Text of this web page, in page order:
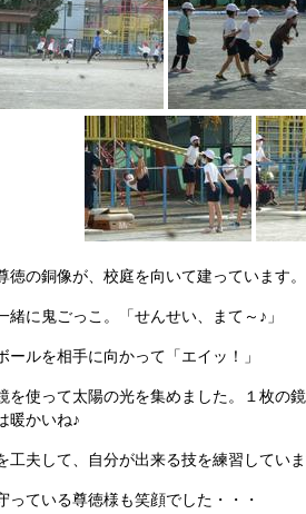
徳の銅像が、校庭を向いて建っていま
緒に鬼ごっこ。「せんせい、まて～♪」
ールを相手に向かって「エイッ！」
を使って太陽の光を集めました。１枚
は暖かいね♪
工夫して、自分が出来る技を練習してい
っている尊徳様も笑顔でした・・・